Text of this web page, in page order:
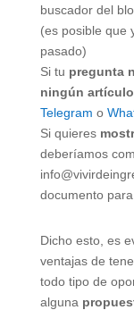
buscador del
(es posible que
pasado)
Si tu pregunta
ningún
Telegram o
Si quieres
deberíamos
documento
Dicho esto, es
ventajas de
todo tipo de
alguna